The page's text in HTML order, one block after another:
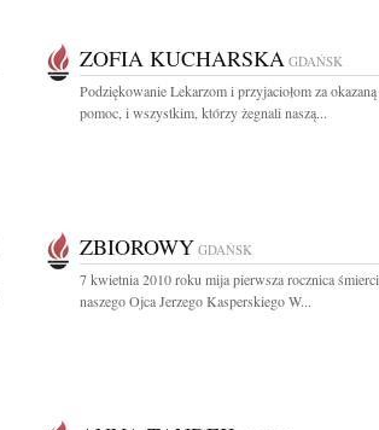
ZOFIA KUCHARSKA GDAŃSK
Podziękowanie Lekarzom i przyjaciołom za okazaną
pomoc, i wszystkim, którzy żegnali naszą...
ZBIOROWY GDAŃSK
7 kwietnia 2010 roku mija pierwsza rocznica śmierci
naszego Ojca Jerzego Kasperskiego W...